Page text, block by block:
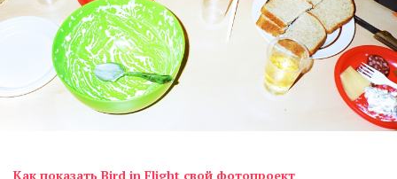
Как показать Bird in Flight свой фотопроект